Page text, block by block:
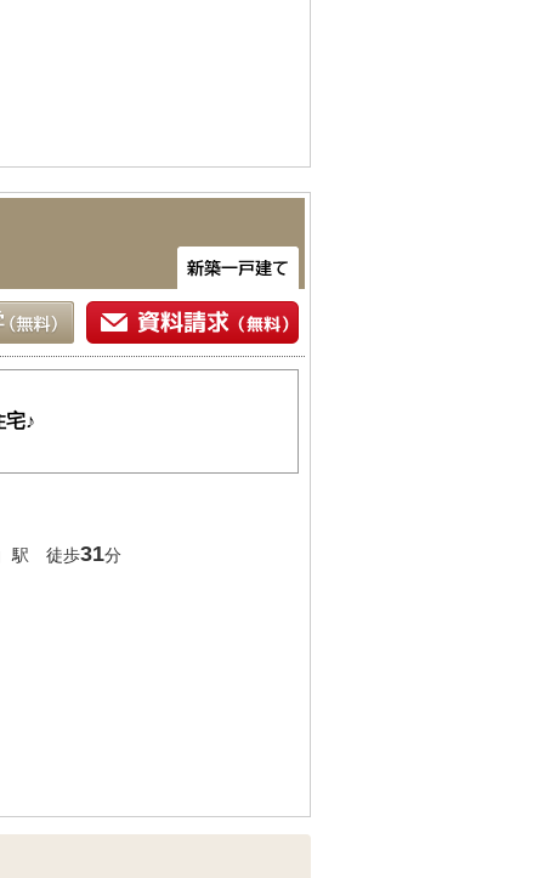
宅♪
駅 徒歩31分